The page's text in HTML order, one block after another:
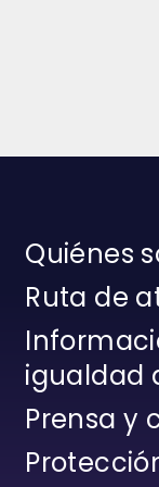
Quiénes
Ruta de
igualdad
Prensa y